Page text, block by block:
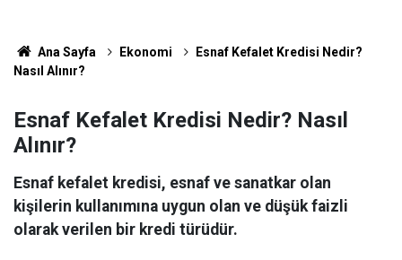
Ana Sayfa Ekonomi
Esnaf Kefalet Kredisi Nedir?
Nasıl Alınır?
Esnaf Kefalet Kredisi Nedir? Nasıl
Alınır?
Esnaf kefalet kredisi, esnaf ve sanatkar olan
kişilerin kullanımına uygun olan ve düşük faizli
olarak verilen bir kredi türüdür.